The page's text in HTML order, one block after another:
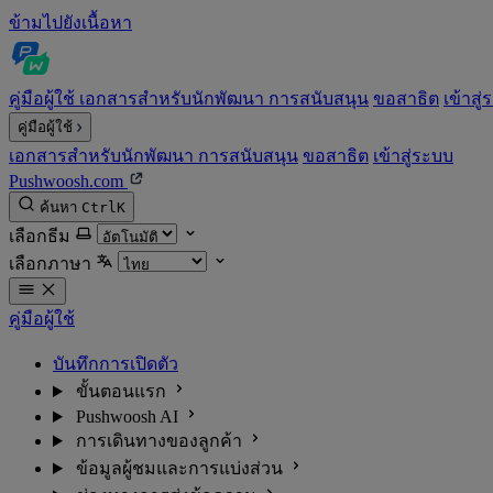
ข้ามไปยังเนื้อหา
คู่มือผู้ใช้ เอกสารสำหรับนักพัฒนา การสนับสนุน ขอสาธิต เข้าสู่
คู่มือผู้ใช้
เอกสารสำหรับนักพัฒนา การสนับสนุน ขอสาธิต เข้าสู่ระบบ
Pushwoosh.com
ค้นหา CtrlK
เลือกธีม
เลือกภาษา
คู่มือผู้ใช้
บันทึกการเปิดตัว
ขั้นตอนแรก
Pushwoosh AI
การเดินทางของลูกค้า
ข้อมูลผู้ชมและการแบ่งส่วน